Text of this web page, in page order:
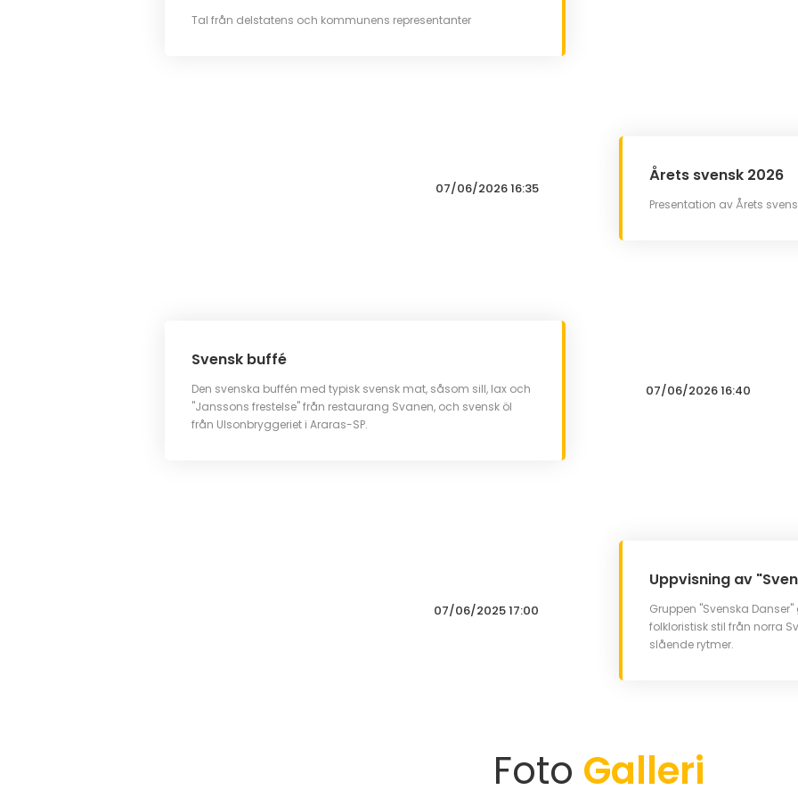
Tal från delstatens och kommunens representanter
Årets svensk 2026
Presentation av Årets
07/06/2026 16:35
Svensk buffé
Den svenska buffén med typisk svensk mat, såsom sill, lax och
"Janssons frestelse" från restaurang Svanen, och svensk öl
från Ulsonbryggeriet i Araras-SP.
07/06/2026 16:40
Uppvisning av
Gruppen "Svenska
folkloristisk stil från norra
slående rytmer.
07/06/2025 17:00
Foto Galleri